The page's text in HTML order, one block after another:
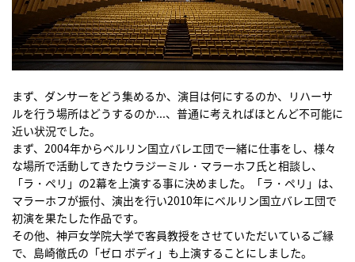
まず、ダンサーをどう集めるか、演目は何にするのか、リハーサ
ルを行う場所はどうするのか...、普通に考えればほとんど不可能に
近い状況でした。
まず、2004年からベルリン国立バレエ団で一緒に仕事をし、様々
な場所で活動してきたウラジーミル・マラーホフ氏と相談し、
「ラ・ペリ」の2幕を上演する事に決めました。「ラ・ペリ」は、
マラーホフが振付、演出を行い2010年にベルリン国立バレエ団で
初演を果たした作品です。
その他、神戸女学院大学で客員教授をさせていただいているご縁
で、島崎徹氏の「ゼロ ボディ」も上演することにしました。